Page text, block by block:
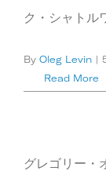
ク・シャトル
By Oleg Levin |
Read More
グレゴリー